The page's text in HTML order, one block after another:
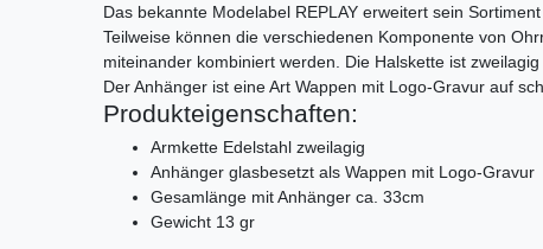
Das bekannte Modelabel REPLAY erweitert sein
Teilweise können die verschiedenen Komponente von
miteinander kombiniert werden. Die Halskette ist
Der Anhänger ist eine Art Wappen mit Logo-Gravur auf
Produkteigenschaften:
Armkette Edelstahl zweilagig
Anhänger glasbesetzt als Wappen mit Logo-Gravur
Gesamlänge mit Anhänger ca. 33cm
Gewicht 13 gr